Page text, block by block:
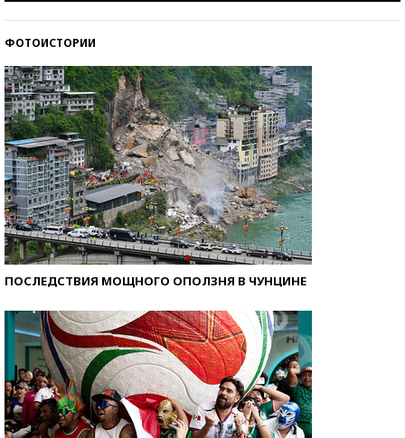
ФОТОИСТОРИИ
ПОСЛЕДСТВИЯ МОЩНОГО ОПОЛЗНЯ В ЧУНЦИНЕ